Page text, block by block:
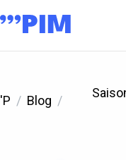
'P Blog